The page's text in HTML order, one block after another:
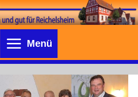
Menü